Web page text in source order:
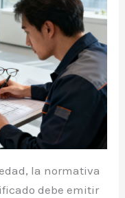
la normativa
debe emitir